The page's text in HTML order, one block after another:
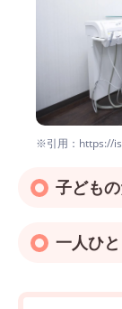
※引用：https://
子ども
一人ひ